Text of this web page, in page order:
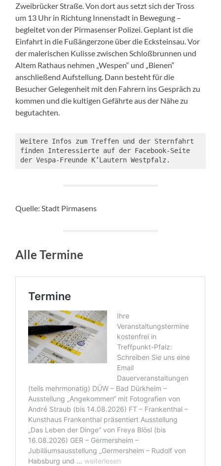
Zweibrücker Straße. Von dort aus setzt sich der Tross
um 13 Uhr in Richtung Innenstadt in Bewegung –
begleitet von der Pirmasenser Polizei. Geplant ist die
Einfahrt in die Fußängerzone über die Ecksteinsau. Vor
der malerischen Kulisse zwischen Schloßbrunnen und
Altem Rathaus nehmen „Wespen“ und „Bienen“
anschließend Aufstellung. Dann besteht für die
Besucher Gelegenheit mit den Fahrern ins Gespräch zu
kommen und die kultigen Gefährte aus der Nähe zu
begutachten.
Weitere Infos zum Treffen und der Sternfahrt
finden Interessierte auf der Facebook-Seite
der Vespa-Freunde K’Lautern Westpfalz.
Quelle: Stadt Pirmasens
Alle Termine